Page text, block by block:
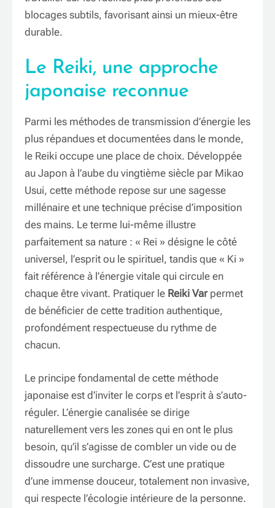
blocages subtils, favorisant ainsi un mieux-être
durable.
Le Reiki, une approche
japonaise reconnue
Parmi les méthodes de transmission d’énergie les
plus répandues et documentées dans le monde,
le Reiki occupe une place de choix. Développée
au Japon à l’aube du vingtième siècle par Mikao
Usui, cette méthode repose sur une sagesse
millénaire et une technique précise d’imposition
des mains. Le terme lui-même illustre
parfaitement sa nature : « Rei » désigne le côté
universel, l’esprit ou le spirituel, tandis que « Ki »
fait référence à l’énergie vitale qui circule en
chaque être vivant. Pratiquer le Reiki Varpermet
de bénéficier de cette tradition authentique,
profondément respectueuse du rythme de
chacun.
Le principe fondamental de cette méthode
japonaise est d’inviter le corps et l’esprit à s’auto-
réguler. L’énergie canalisée se dirige
naturellement vers les zones qui en ont le plus
besoin, qu’il s’agisse de combler un vide ou de
dissoudre une surcharge. C’est une pratique
d’une immense douceur, totalement non invasive,
qui respecte l’écologie intérieure de la personne.